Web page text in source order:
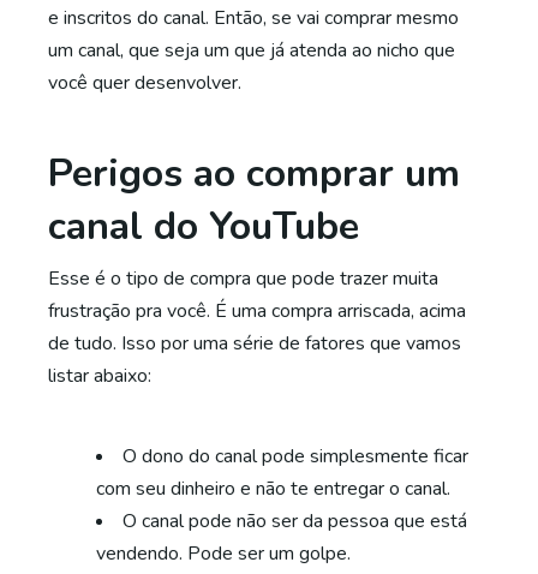
e inscritos do canal. Então, se vai comprar mesmo
um canal, que seja um que já atenda ao nicho que
você quer desenvolver.
Perigos ao comprar um
canal do YouTube
Esse é o tipo de compra que pode trazer muita
frustração pra você. É uma compra arriscada, acima
de tudo. Isso por uma série de fatores que vamos
listar abaixo:
O dono do canal pode simplesmente ficar
com seu dinheiro e não te entregar o canal.
O canal pode não ser da pessoa que está
vendendo. Pode ser um golpe.